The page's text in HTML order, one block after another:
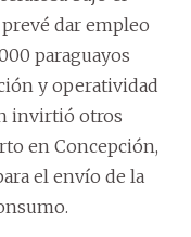
dar empleo
paraguayos
y operatividad
invirtió otros
en Concepción,
el envío de la